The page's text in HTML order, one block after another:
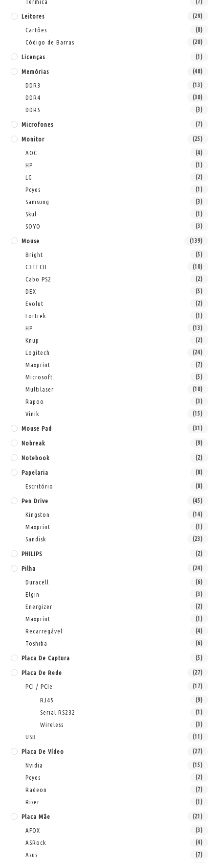
Térmica (7)
Leitores (29)
Cartões (8)
Código de Barras (20)
Licenças (1)
Memórias (48)
DDR3 (13)
DDR4 (30)
DDR5 (3)
Microfones (7)
Monitor (25)
AOC (4)
HP (1)
LG (2)
Pcyes (1)
Samsung (3)
Skul (1)
SOYO (3)
Mouse (139)
Bright (5)
C3TECH (10)
Cabo PS2 (2)
DEX (5)
Evolut (2)
Fortrek (1)
HP (13)
Knup (2)
Logitech (24)
Maxprint (7)
Microsoft (5)
Multilaser (10)
Rapoo (3)
Vinik (15)
Mouse Pad (31)
Nobreak (9)
Notebook (2)
Papelaria (8)
Escritório (8)
Pen Drive (45)
Kingston (14)
Maxprint (1)
Sandisk (23)
PHILIPS (2)
Pilha (24)
Duracell (6)
Elgin (3)
Energizer (2)
Maxprint (1)
Recarregável (4)
Toshiba (6)
Placa De Captura (5)
Placa De Rede (27)
PCI / PCIe (17)
RJ45 (9)
Serial RS232 (1)
Wireless (3)
USB (11)
Placa De Vídeo (27)
Nvidia (15)
Pcyes (2)
Radeon (7)
Riser (1)
Placa Mãe (21)
AFOX (3)
ASRock (4)
Asus (7)